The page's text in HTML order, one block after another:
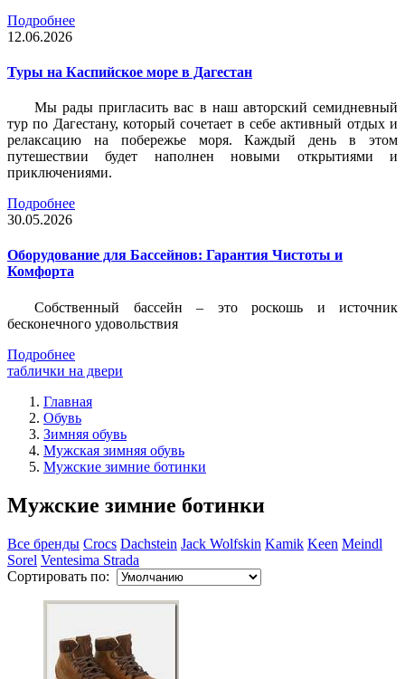
Подробнее
12.06.2026
Туры на Каспийское море в Дагестан
Мы рады пригласить вас в наш авторский семидневный
тур по Дагестану, который сочетает в себе активный отдых и
релаксацию на побережье моря. Каждый день в этом
путешествии будет наполнен новыми открытиями и
приключениями.
Подробнее
30.05.2026
Оборудование для Бассейнов: Гарантия Чистоты и
Комфорта
Собственный бассейн – это роскошь и источник
бесконечного удовольствия
Подробнее
таблички на двери
Главная
Обувь
Зимняя обувь
Мужская зимняя обувь
Мужские зимние ботинки
Мужские зимние ботинки
Все бренды Crocs Dachstein Jack Wolfskin Kamik Keen Meindl
Sorel Ventesima Strada
Сортировать по: